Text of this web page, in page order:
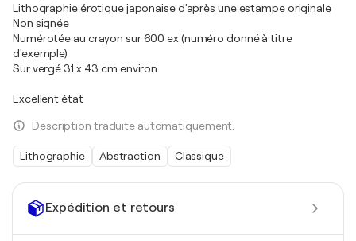
Expédition et retours
Lithographie érotique japonaise d'après une estampe originale
Non signée
Numérotée au crayon sur 600 ex (numéro donné à titre
d'exemple)
Sur vergé 31 x 43 cm environ
Excellent état
Description traduite automatiquement.
Lithographie Abstraction Classique